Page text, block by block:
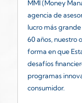
MMI (Money
agencia de
lucro más
60 años, nuestro
forma en que
desafíos
programas
consumidor.